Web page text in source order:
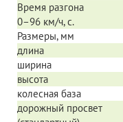
Время разгона
0–96 км/ч,с.
Размеры, мм
длина
ширина
высота
колесная база
дорожный просвет